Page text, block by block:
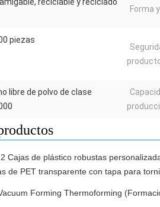
reciclable y reciclado
Forma
piezas
libre de polvo de clase
Cajas de plástico robustas
de PET transparente con tapa para
Forming Thermoforming